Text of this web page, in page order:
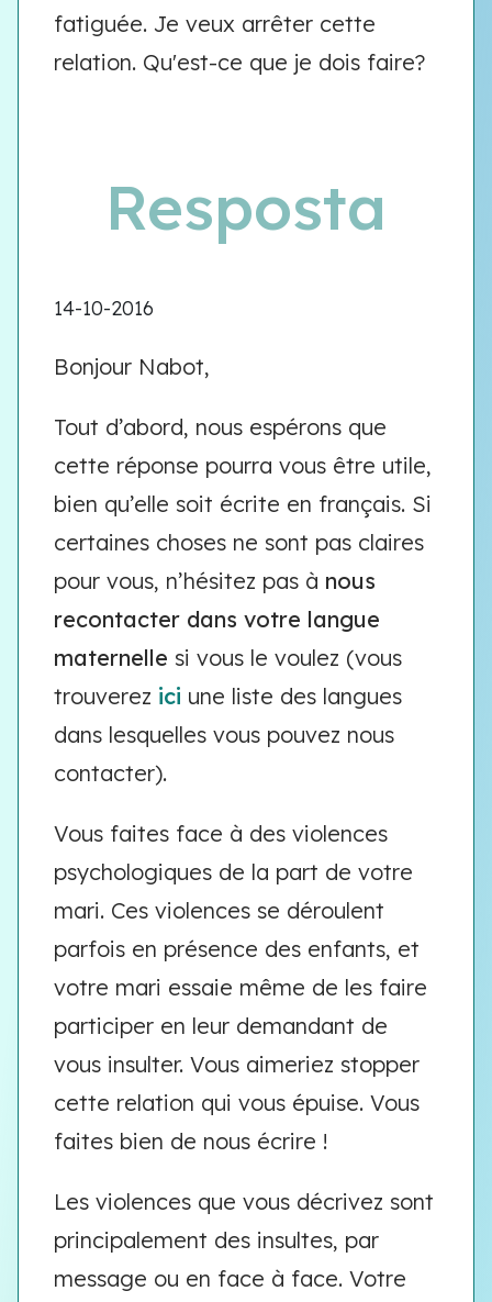
fatiguée. Je veux arrêter cette
relation. Qu'est-ce que je dois faire?
Resposta
14-10-2016
Bonjour Nabot,
Tout d’abord, nous espérons que
cette réponse pourra vous être utile,
bien qu’elle soit écrite en français. Si
certaines choses ne sont pas claires
pour vous, n’hésitez pas à nous
recontacter dans votre langue
maternelle si vous le voulez (vous
trouverez ici une liste des langues
dans lesquelles vous pouvez nous
contacter).
Vous faites face à des violences
psychologiques de la part de votre
mari. Ces violences se déroulent
parfois en présence des enfants, et
votre mari essaie même de les faire
participer en leur demandant de
vous insulter. Vous aimeriez stopper
cette relation qui vous épuise. Vous
faites bien de nous écrire !
Les violences que vous décrivez sont
principalement des insultes, par
message ou en face à face. Votre